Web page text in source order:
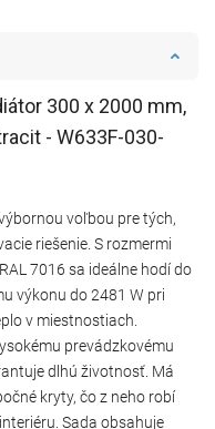
300 x 2000 mm,
- W633F-030-
voľbou pre tých,
riešenie. S rozmermi
7016 sa ideálne hodí do
výkonu do 2481 W pri
v miestnostiach.
prevádzkovému
dlhú životnosť. Má
kryty, čo z neho robí
Sada obsahuje